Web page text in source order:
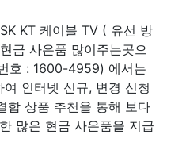
KT 케이블 TV ( 유선 방
금 사은품 많이주는곳으
호 : 1600-4959) 에서는
인터넷 신규, 변경 신청
합 상품 추천을 통해 보다
많은 현금 사은품을 지급